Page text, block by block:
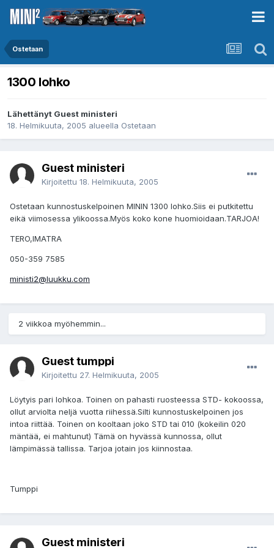
Ostetaan
1300 lohko
Lähettänyt Guest ministeri
18. Helmikuuta, 2005 alueella Ostetaan
Guest ministeri
Kirjoitettu 18. Helmikuuta, 2005
Ostetaan kunnostuskelpoinen MININ 1300 lohko.Siis ei putkitettu
eikä viimosessa ylikoossa.Myös koko kone huomioidaan.TARJOA!
TERO,IMATRA
050-359 7585
ministi2@luukku.com
2 viikkoa myöhemmin...
Guest tumppi
Kirjoitettu 27. Helmikuuta, 2005
Löytyis pari lohkoa. Toinen on pahasti ruosteessa STD- kokoossa,
ollut arviolta neljä vuotta riihessä.Silti kunnostuskelpoinen jos
intoa riittää. Toinen on kooltaan joko STD tai 010 (kokeilin 020
mäntää, ei mahtunut) Tämä on hyvässä kunnossa, ollut
lämpimässä tallissa. Tarjoa jotain jos kiinnostaa.
Tumppi
Guest ministeri